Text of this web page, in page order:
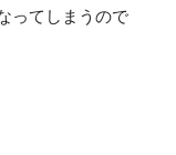
ってしまうので